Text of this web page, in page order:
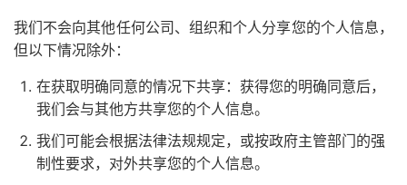
我们不会向其他任何公司、组织和个人分享您的个人信息，
但以下情况除外：
在获取明确同意的情况下共享：获得您的明确同意后，
我们会与其他方共享您的个人信息。
我们可能会根据法律法规规定，或按政府主管部门的强
制性要求，对外共享您的个人信息。